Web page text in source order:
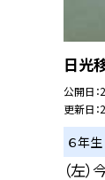
日光
公開日
更新日
６年生
（左